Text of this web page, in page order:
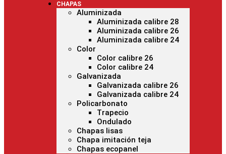
CHAPAS
Aluminizada
Aluminizada calibre 28
Aluminizada calibre 26
Aluminizada calibre 24
Color
Color calibre 26
Color calibre 24
Galvanizada
Galvanizada calibre 26
Galvanizada calibre 24
Policarbonato
Trapecio
Ondulado
Chapas lisas
Chapa imitación teja
Chapas ecopanel